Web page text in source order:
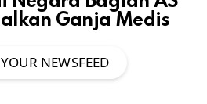
Ganja Medis
NEWSFEED